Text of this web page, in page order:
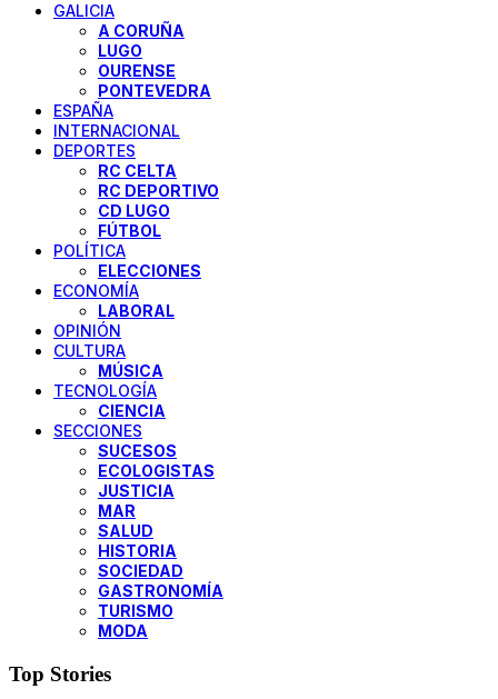
GALICIA
A CORUÑA
LUGO
OURENSE
PONTEVEDRA
ESPAÑA
INTERNACIONAL
DEPORTES
RC CELTA
RC DEPORTIVO
CD LUGO
FÚTBOL
POLÍTICA
ELECCIONES
ECONOMÍA
LABORAL
OPINIÓN
CULTURA
MÚSICA
TECNOLOGÍA
CIENCIA
SECCIONES
SUCESOS
ECOLOGISTAS
JUSTICIA
MAR
SALUD
HISTORIA
SOCIEDAD
GASTRONOMÍA
TURISMO
MODA
Top Stories